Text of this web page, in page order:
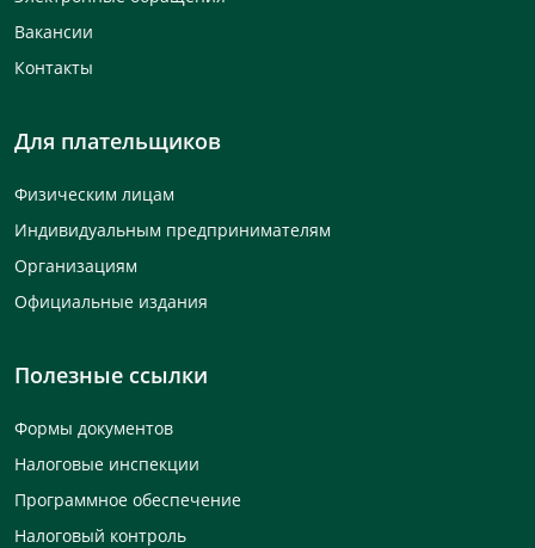
Вакансии
Контакты
Для плательщиков
Физическим лицам
Индивидуальным предпринимателям
Организациям
Официальные издания
Полезные ссылки
Формы документов
Налоговые инспекции
Программное обеспечение
Налоговый контроль